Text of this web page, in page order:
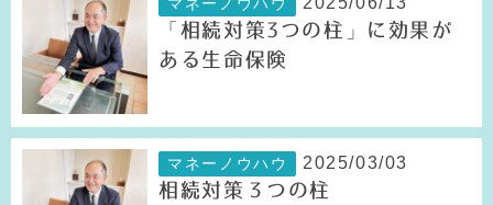
「相続対策3つの柱」に効果が
ある生命保険
マネーノウハウ 2025/03/03
相続対策３つの柱